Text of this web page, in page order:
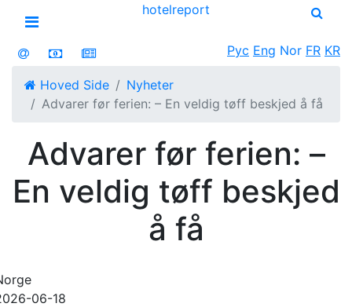
Open menu
hotelreport
Рус Eng Nor FR KR
Hoved Side
Nyheter
Advarer før ferien: – En veldig tøff beskjed å få
Advarer før ferien: –
En veldig tøff beskjed
å få
06-18